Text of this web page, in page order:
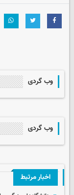
وب گردی
وب گردی
اخبار مرتبط